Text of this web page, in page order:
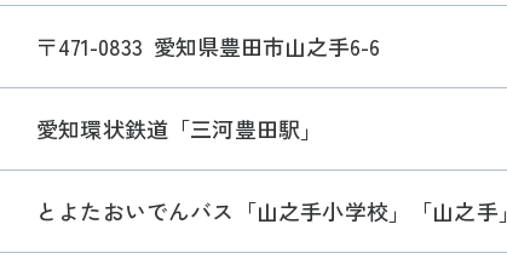
〒471-0833 愛知県豊田市山之手6-6
愛知環状鉄道「三河豊田駅」
とよたおいでんバス「山之手小学校」「山之手」